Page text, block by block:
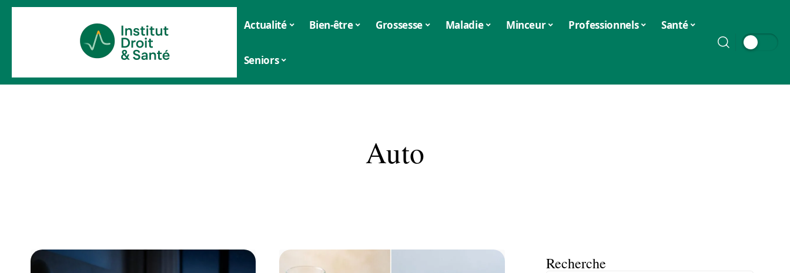
Actualité Bien-être Grossesse Maladie Minceur Professionnels Santé
Seniors
Auto
Recherche